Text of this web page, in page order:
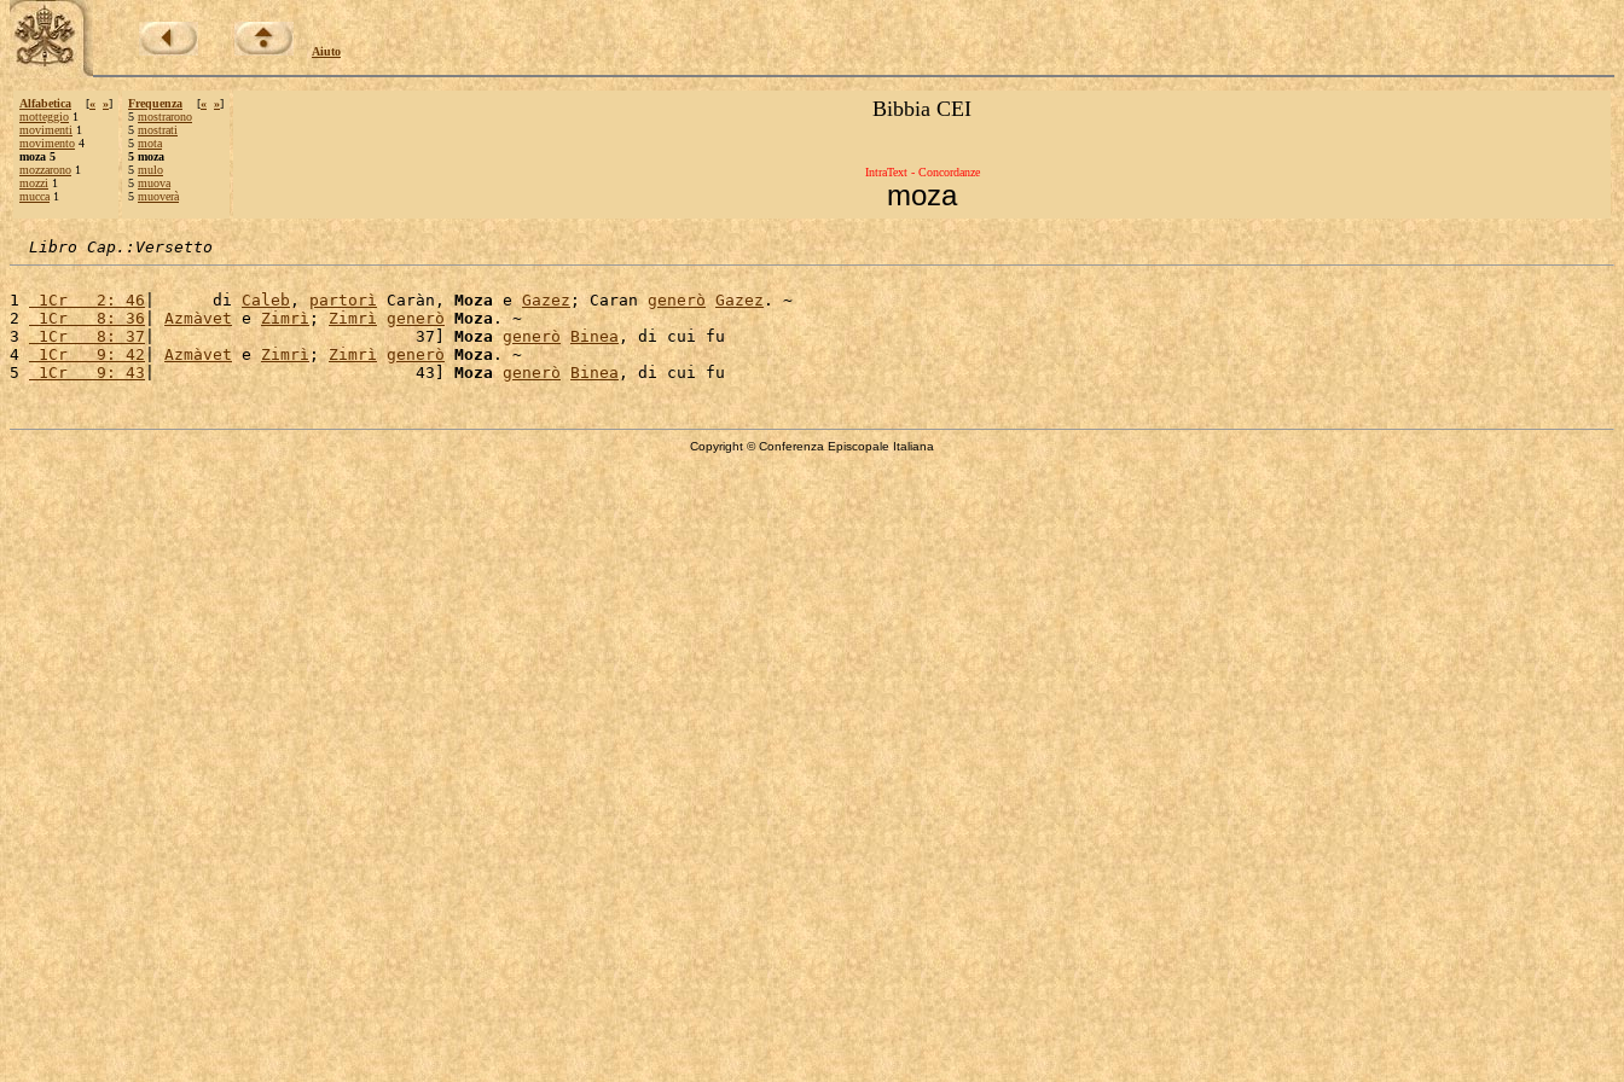
Aiuto
Alfabetica [« »]
motteggio 1
movimenti 1
movimento 4
moza 5
mozzarono 1
mozzi 1
mucca 1
Frequenza [« »]
5 mostrarono
5 mostrati
5 mota
5 moza
5 mulo
5 muova
5 muoverà
Bibbia CEI
IntraText - Concordanze
moza
Libro Cap.:Versetto
1 1Cr   2: 46|      di Caleb , partorì Caràn, Moza e Gazez ; Caran generò Gazez . ~
2
1Cr   8: 36 Azmàvet e Zimrì ; Zimrì generò Moza . ~
3 1Cr   8: 37 |                           37] Moza generò Binea , di cui fu
4
1Cr   9: 42| Azmàvet e Zimrì; Zimrì generò Moza . ~
5 1Cr   9: 43 |                           43] Moza generò Binea
Copyright © Conferenza Episcopale Italiana